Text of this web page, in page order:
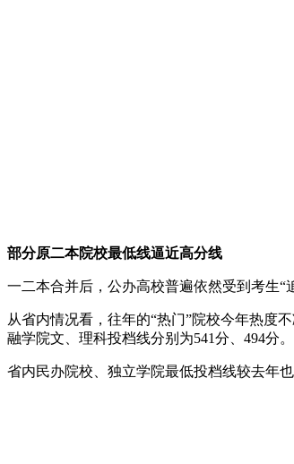
部分原二本院校最低线逼近高分线
一二本合并后，公办高校普遍依然受到考生“
从省内情况看，往年的“热门”院校今年热度
融学院文、理科投档线分别为541分、494分。
省内民办院校、独立学院最低投档线较去年